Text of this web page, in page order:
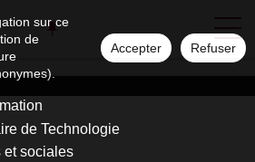
sur ce
de
Accepter Refuser
de Technologie
et sociales